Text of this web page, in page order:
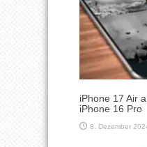
iPhone 17 Air
iPhone 16 Pro
8. Dezember